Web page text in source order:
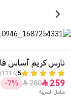
نارس كريم أساس
5
(1316)
259

280

-7%
شامل الضريبة